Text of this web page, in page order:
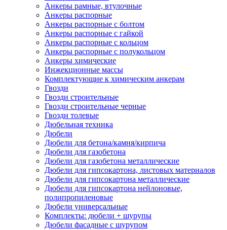
Анкеры рамные, втулочные
Анкеры распорные
Анкеры распорные с болтом
Анкеры распорные с гайкой
Анкеры распорные с кольцом
Анкеры распорные с полукольцом
Анкеры химические
Инжекционные массы
Комплектующие к химическим анкерам
Гвозди
Гвозди строительные
Гвозди строительные черные
Гвозди толевые
Дюбельная техника
Дюбели
Дюбели для бетона/камня/кирпича
Дюбели для газобетона
Дюбели для газобетона металлические
Дюбели для гипсокартона, листовых материалов
Дюбели для гипсокартона металлические
Дюбели для гипсокартона нейлоновые,
полипропиленовые
Дюбели универсальные
Комплекты: дюбели + шурупы
Дюбели фасадные с шурупом